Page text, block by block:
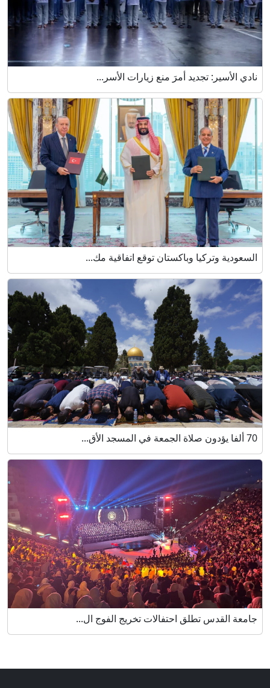
نادي الأسير: تجديد أمرَ منع زيارات الأسر...
السعودية وتركيا وباكستان توقع اتفاقية مك...
70 ألفا يؤدون صلاة الجمعة في المسجد الأق...
جامعة القدس تطلق احتفالات تخريج الفوج ال...